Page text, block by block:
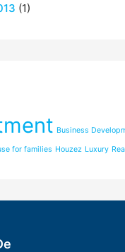
(1)
Business
for families Houzez Luxury